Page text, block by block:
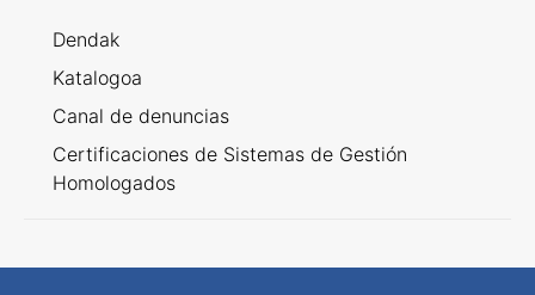
Dendak
Katalogoa
Canal de denuncias
Certificaciones de Sistemas de Gestión
Homologados